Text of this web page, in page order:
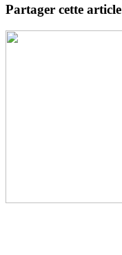
Partager cette article